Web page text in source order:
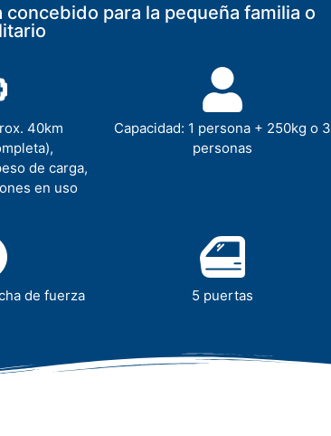
para la pequeña familia o
40km
de carga,
en uso
Capacidad: 1 persona + 250kg o 3
personas
de fuerza 5 puertas